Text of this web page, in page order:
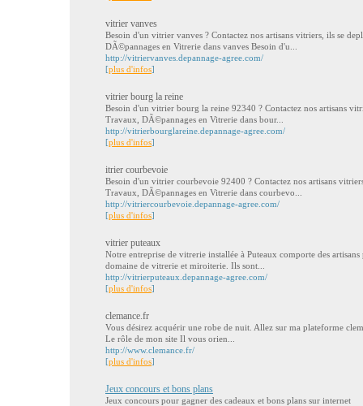
vitrier vanves
Besoin d'un vitrier vanves ? Contactez nos artisans vitriers, ils se
DÃ©pannages en Vitrerie dans vanves Besoin d'u...
http://vitriervanves.depannage-agree.com/
[plus d'infos]
vitrier bourg la reine
Besoin d'un vitrier bourg la reine 92340 ? Contactez nos artisans
Travaux, DÃ©pannages en Vitrerie dans bour...
http://vitrierbourglareine.depannage-agree.com/
[plus d'infos]
itrier courbevoie
Besoin d'un vitrier courbevoie 92400 ? Contactez nos artisans
Travaux, DÃ©pannages en Vitrerie dans courbevo...
http://vitriercourbevoie.depannage-agree.com/
[plus d'infos]
vitrier puteaux
Notre entreprise de vitrerie installée à Puteaux comporte des
domaine de vitrerie et miroiterie. Ils sont...
http://vitrierputeaux.depannage-agree.com/
[plus d'infos]
clemance.fr
Vous désirez acquérir une robe de nuit. Allez sur ma plateforme
Le rôle de mon site Il vous orien...
http://www.clemance.fr/
[plus d'infos]
Jeux concours et bons plans
Jeux concours pour gagner des cadeaux et bons plans sur internet